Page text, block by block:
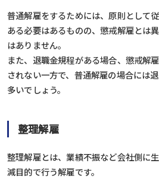
普通解雇をするためには、原則として
ある必要はあるものの、懲戒解雇とは
はありません。
また、退職金規程がある場合、懲戒解
されない一方で、普通解雇の場合には
多いでしょう。
整理解雇
整理解雇とは、業績不振など会社側に
減目的で行う解雇です。